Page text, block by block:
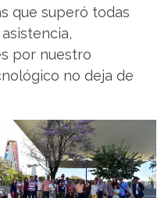
que superó todas
por nuestro
no deja de